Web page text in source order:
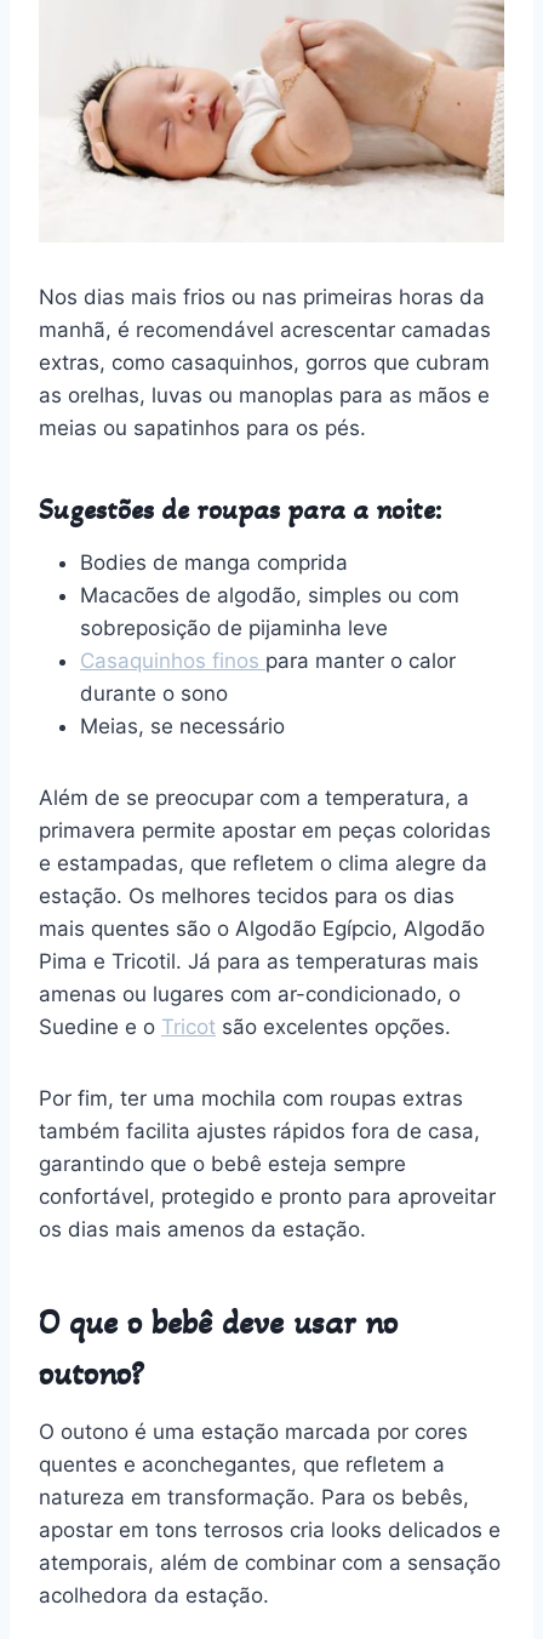
Nos dias mais frios ou nas primeiras horas da
manhã, é recomendável acrescentar camadas
extras, como casaquinhos, gorros que cubram
as orelhas, luvas ou manoplas para as mãos e
meias ou sapatinhos para os pés.
Sugestões de roupas para a noite:
Bodies de manga comprida
Macacões de algodão, simples ou com
sobreposição de pijaminha leve
Casaquinhos finos para manter o calor
durante o sono
Meias, se necessário
Além de se preocupar com a temperatura, a
primavera permite apostar em peças coloridas
e estampadas, que refletem o clima alegre da
estação. Os melhores tecidos para os dias
mais quentes são o Algodão Egípcio, Algodão
Pima e Tricotil. Já para as temperaturas mais
amenas ou lugares com ar-condicionado, o
Suedine e o Tricot são excelentes opções.
Por fim, ter uma mochila com roupas extras
também facilita ajustes rápidos fora de casa,
garantindo que o bebê esteja sempre
confortável, protegido e pronto para aproveitar
os dias mais amenos da estação.
O que o bebê deve usar no
outono?
O outono é uma estação marcada por cores
quentes e aconchegantes, que refletem a
natureza em transformação. Para os bebês,
apostar em tons terrosos cria looks delicados e
atemporais, além de combinar com a sensação
acolhedora da estação.